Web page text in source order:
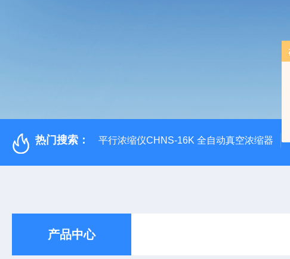
热门搜索： 平行浓缩仪CHNS-16K 全自动真空浓缩器
产品中心